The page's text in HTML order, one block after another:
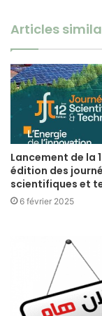
Articles
Lancement de la
édition des
scientifiques et
6 février 2025